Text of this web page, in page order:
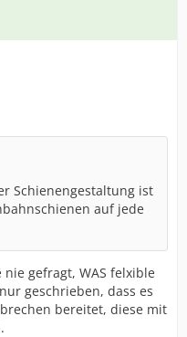
Schienengestaltung ist
auf jede
gefragt, WAS felxible
geschrieben, dass es
bereitet, diese mit